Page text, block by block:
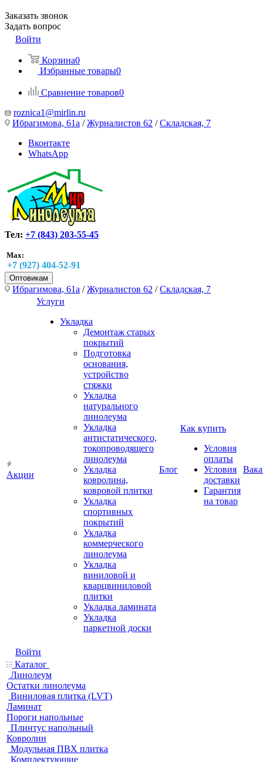
Заказать звонок
Задать вопрос
Войти
Корзина0
Избранные товары0
Сравнение товаров0
roznica1@mirlin.ru
Ибрагимова, 61а /Журналистов 62 /Складская, 7
Вконтакте
WhatsApp
Тел: +7 (843) 203-55-45
Max:
+7 (927) 404-52-91
Оптовикам
Ибрагимова, 61а /Журналистов 62 /Складская, 7
Акции
Услуги
Укладка
Демонтаж старых
покрытий
Подготовка
основания,
устройство
стяжки
Укладка
натурального
линолеума
Укладка
антистатического,
токопроводящего
линолеума
Укладка
ковролина,
ковровой плитки
Укладка
спортивных
покрытий
Укладка
коммерческого
линолеума
Укладка
виниловой и
кварцвиниловой
плитки
Укладка ламината
Укладка
паркетной доски
Блог
Как купить
Условия
оплаты
Условия
доставки
Гарантия
на товар
Войти
Каталог
Линолеум
Остатки линолеума
Виниловая плитка (LVT)
Ламинат
Пороги напольные
Плинтус напольный
Ковролин
Модульная ПВХ плитка
Комплектующие